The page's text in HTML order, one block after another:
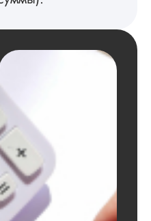
Вадим
Удобная форма
оплаты, есть
официальный